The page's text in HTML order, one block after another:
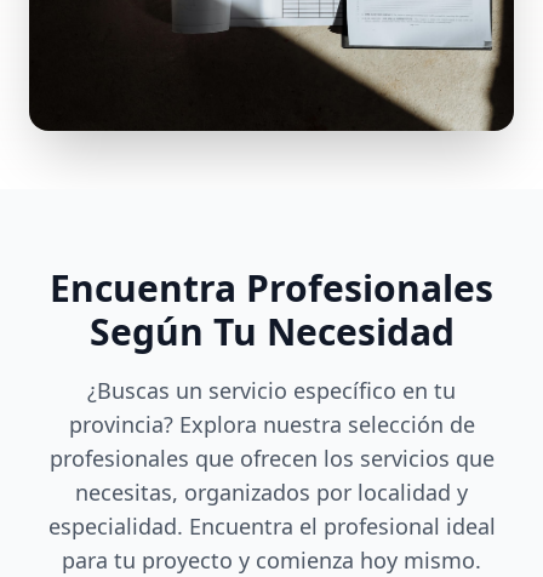
Encuentra Profesionales
Según Tu Necesidad
¿Buscas un servicio específico en tu
provincia? Explora nuestra selección de
profesionales que ofrecen los servicios que
necesitas, organizados por localidad y
especialidad. Encuentra el profesional ideal
para tu proyecto y comienza hoy mismo.